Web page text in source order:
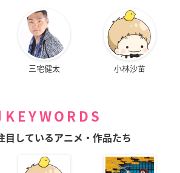
三宅健太 小林沙苗
KEYWORDS
目しているアニメ・作品たち